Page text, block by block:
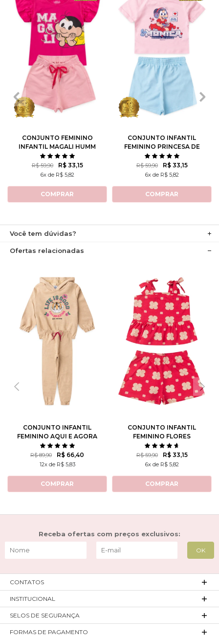
1 6
CONJUNTO FEMININO
INFANTIL MAGALI HUMM
AMO MELANCIA- TURMA
DA MÔNICA
R$ 59,90 R$ 33,15
6x de R$ 5,82
COMPRAR
1 6
10
CONJUNTO INFANTIL
FEMININO PRINCESA DE
ATITUDE - TURMA DA
MÔNICA
R$ 59,90 R$ 33,15
6x de R$ 5,82
COMPRAR
Você tem dúvidas?
Ofertas relacionadas
CONJUNTO INFANTIL
FEMININO AQUI E AGORA
R$ 89,90 R$ 66,40
12x de R$ 5,83
COMPRAR
CONJUNTO INFANTIL
FEMININO FLORES
ROTATIVAS
R$ 59,90 R$ 33,15
6x de R$ 5,82
COMPRAR
Receba ofertas com preços exclusivos:
CONTATOS
INSTITUCIONAL
SELOS DE SEGURANÇA
FORMAS DE PAGAMENTO